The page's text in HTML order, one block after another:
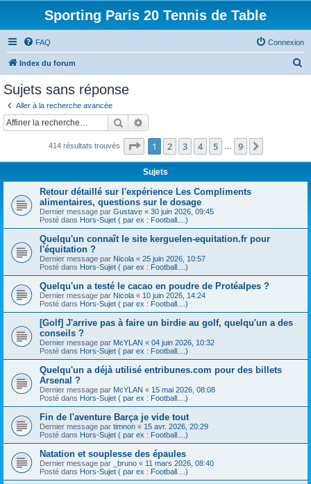
Sporting Paris 20 Tennis de Table
FAQ Connexion
Index du forum
c
Sujets sans réponse
Aller à la recherche avancée
Rechercher
414 résultats trouvés Page 1sur9
1 2 3 4 5 9
Sujets
Retour détaillé sur l'expérience Les Compliments
alimentaires, questions sur le dosage
Dernier message par Gustave « 30 juin 2026, 09:45
Posté dans Hors-Sujet ( par ex : Football....)
Quelqu'un connaît le site kerguelen-equitation.fr pour
l'équitation ?
Dernier message par Nicola « 25 juin 2026, 10:57
Posté dans Hors-Sujet ( par ex : Football....)
Quelqu'un a testé le cacao en poudre de Protéalpes ?
Dernier message par Nicola « 10 juin 2026, 14:24
Posté dans Hors-Sujet ( par ex : Football....)
[Golf] J'arrive pas à faire un birdie au golf, quelqu'un a des
conseils ?
Dernier message par McYLAN « 04 juin 2026, 10:32
Posté dans Hors-Sujet ( par ex : Football....)
Quelqu'un a déjà utilisé entribunes.com pour des billets
Arsenal ?
Dernier message par McYLAN « 15 mai 2026, 08:08
Posté dans Hors-Sujet ( par ex : Football....)
Fin de l'aventure Barça je vide tout
Dernier message par timnon « 15 avr. 2026, 20:29
Posté dans Hors-Sujet ( par ex : Football....)
Natation et souplesse des épaules
Dernier message par _bruno « 11 mars 2026, 08:40
Posté dans Hors-Sujet ( par ex : Football....)